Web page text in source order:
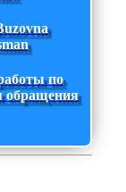
по
обращения